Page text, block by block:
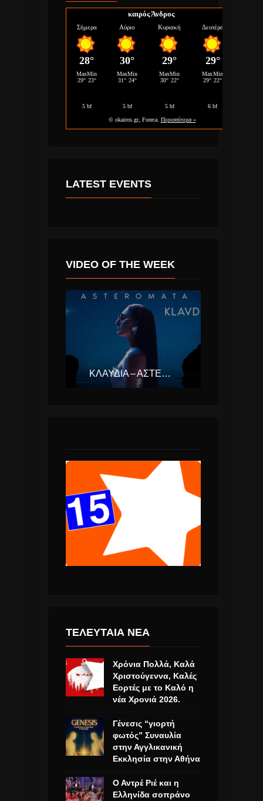
καιρός Άνδρος
LATEST EVENTS
VIDEO OF THE WEEK
ΚΛΑΥΔΊΑ – ΑΣΤΕΡΟΜΆΤΑ (EUROVISION ΕΛΛΆΔΑ 2025)
ΤΕΛΕΥΤΑΙΑ ΝΕΑ
Χρόνια Πολλά, Καλά
Χριστούγεννα, Καλές
Εορτές με το Καλό η
νέα Χρονιά 2026.
Γένεσις “γιορτή
φωτός” Συναυλία
στην Αγγλικανική
Εκκλησία στην Αθήνα
Ο Αντρέ Ριέ και η
Ελληνίδα σοπράνο